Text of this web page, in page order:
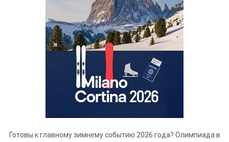
Готовы к главному зимнему событию 2026 года? Олимпиада в